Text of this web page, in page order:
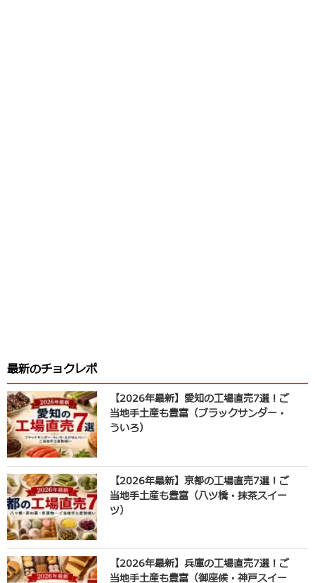
最新のチョクレポ
【2026年最新】愛知の工場直売7選！ご
当地手土産も豊富（ブラックサンダー・
ういろ）
【2026年最新】京都の工場直売7選！ご
当地手土産も豊富（八ツ橋・抹茶スイー
ツ）
【2026年最新】兵庫の工場直売7選！ご
当地手土産も豊富（御座候・神戸スイー